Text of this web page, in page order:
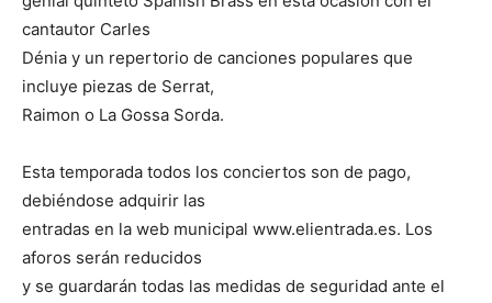
cantautor Carles
Dénia y un repertorio de canciones populares que
incluye piezas de Serrat,
Raimon o La Gossa Sorda.
Esta temporada todos los conciertos son de pago,
debiéndose adquirir las
entradas en la web municipal www.elientrada.es. Los
aforos serán reducidos
y se guardarán todas las medidas de seguridad ante el